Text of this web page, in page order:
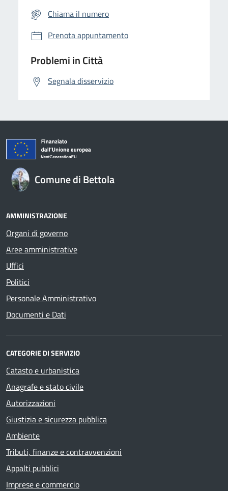
Chiama il numero
Prenota appuntamento
Problemi in Città
Segnala disservizio
Comune di Bettola
AMMINISTRAZIONE
Organi di governo
Aree amministrative
Uffici
Politici
Personale Amministrativo
Documenti e Dati
CATEGORIE DI SERVIZIO
Catasto e urbanistica
Anagrafe e stato civile
Autorizzazioni
Giustizia e sicurezza pubblica
Ambiente
Tributi, finanze e contravvenzioni
Appalti pubblici
Imprese e commercio